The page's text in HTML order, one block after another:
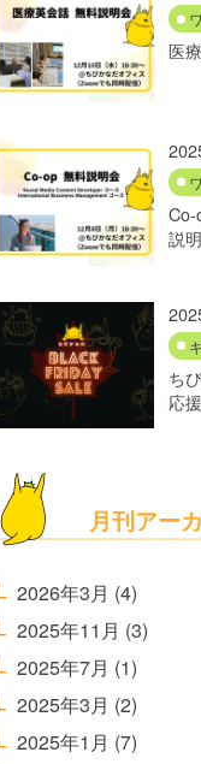
医
Co-
説
ち
応
月刊アー
2026年3月 (4)
2025年11月 (3)
2025年7月 (1)
2025年3月 (2)
2025年1月 (7)